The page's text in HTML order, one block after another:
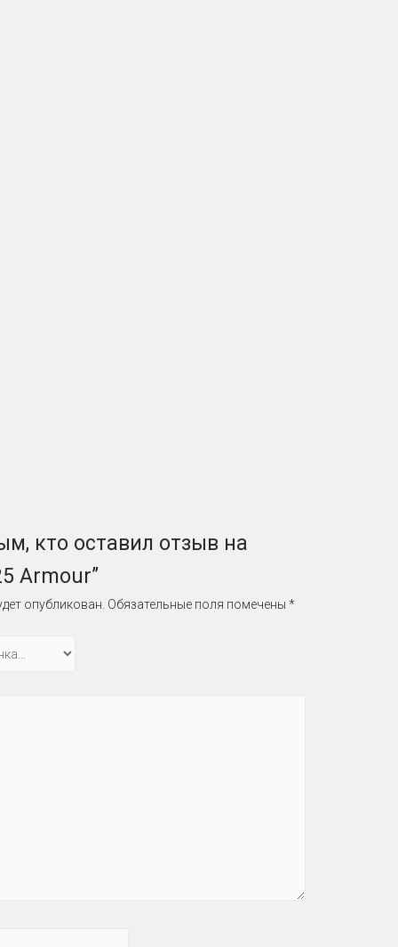
кто оставил отзыв на
Armour”
опубликован. Обязательные поля помечены *